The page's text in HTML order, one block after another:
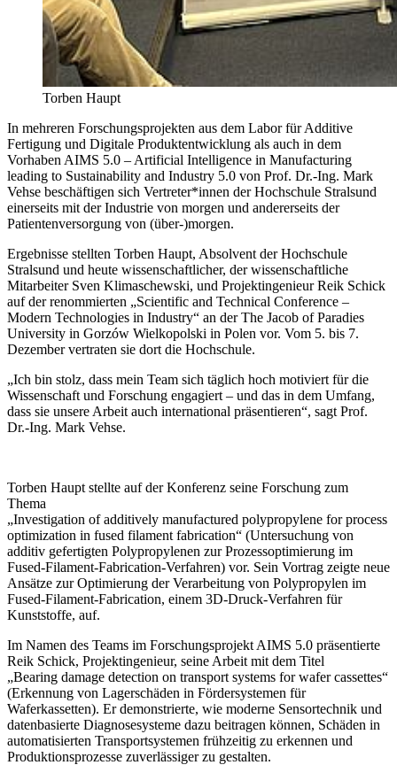
Torben Haupt
In mehreren Forschungsprojekten aus dem Labor für Additive
Fertigung und Digitale Produktentwicklung als auch in dem
Vorhaben AIMS 5.0 – Artificial Intelligence in Manufacturing
leading to Sustainability and Industry 5.0 von Prof. Dr.-Ing. Mark
Vehse beschäftigen sich Vertreter*innen der Hochschule Stralsund
einerseits mit der Industrie von morgen und andererseits der
Patientenversorgung von (über-)morgen.
Ergebnisse stellten Torben Haupt, Absolvent der Hochschule
Stralsund und heute wissenschaftlicher, der wissenschaftliche
Mitarbeiter Sven Klimaschewski, und Projektingenieur Reik Schick
auf der renommierten „Scientific and Technical Conference –
Modern Technologies in Industry“ an der The Jacob of Paradies
University in Gorzów Wielkopolski in Polen vor. Vom 5. bis 7.
Dezember vertraten sie dort die Hochschule.
„Ich bin stolz, dass mein Team sich täglich hoch motiviert für die
Wissenschaft und Forschung engagiert – und das in dem Umfang,
dass sie unsere Arbeit auch international präsentieren“, sagt Prof.
Dr.-Ing. Mark Vehse.
Torben Haupt stellte auf der Konferenz seine Forschung zum
Thema
„Investigation of additively manufactured polypropylene for process
optimization in fused filament fabrication“ (Untersuchung von
additiv gefertigten Polypropylenen zur Prozessoptimierung im
Fused-Filament-Fabrication-Verfahren) vor. Sein Vortrag zeigte neue
Ansätze zur Optimierung der Verarbeitung von Polypropylen im
Fused-Filament-Fabrication, einem 3D-Druck-Verfahren für
Kunststoffe, auf.
Im Namen des Teams im Forschungsprojekt AIMS 5.0 präsentierte
Reik Schick, Projektingenieur, seine Arbeit mit dem Titel
„Bearing damage detection on transport systems for wafer cassettes“
(Erkennung von Lagerschäden in Fördersystemen für
Waferkassetten). Er demonstrierte, wie moderne Sensortechnik und
datenbasierte Diagnosesysteme dazu beitragen können, Schäden in
automatisierten Transportsystemen frühzeitig zu erkennen und
Produktionsprozesse zuverlässiger zu gestalten.